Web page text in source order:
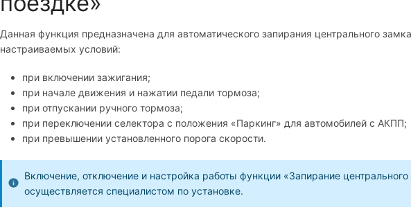
Данная функция предназначена для автоматического запирания центрального
настраиваемых условий:
при включении зажигания;
при начале движения и нажатии педали тормоза;
при отпускании ручного тормоза;
при переключении селектора с положения «Паркинг» для автомобилей с АКПП;
при превышении установленного порога скорости.
Включение, отключение и настройка работы функции «Запирание
осуществляется специалистом по установке.